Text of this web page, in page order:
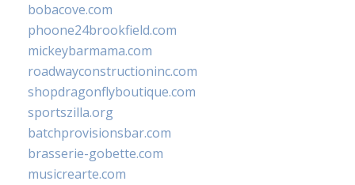
bobacove.com
phoone24brookfield.com
mickeybarmama.com
roadwayconstructioninc.com
shopdragonflyboutique.com
sportszilla.org
batchprovisionsbar.com
brasserie-gobette.com
musicrearte.com